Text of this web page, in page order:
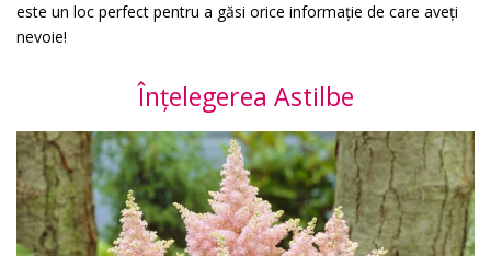
este un loc perfect pentru a găsi orice informație de care aveți
nevoie!
Înțelegerea Astilbe